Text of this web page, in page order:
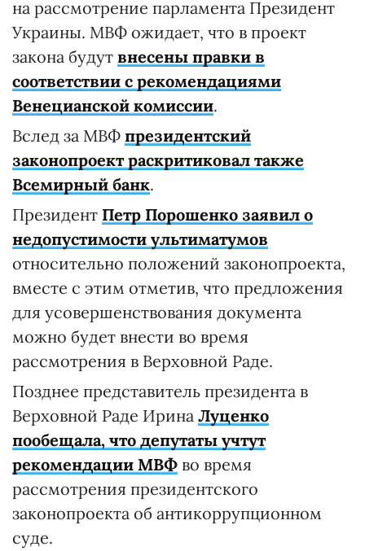
на рассмотрение парламента Президент
Украины. МВФ ожидает, что в проект
закона будут внесены правки в
соответствии с рекомендациями
Венецианской комиссии.
Вслед за МВФ президентский
законопроект раскритиковал также
Всемирный банк.
Президент Петр Порошенко заявил о
недопустимости ультиматумов
относительно положений законопроекта,
вместе с этим отметив, что предложения
для усовершенствования документа
можно будет внести во время
рассмотрения в Верховной Раде.
Позднее представитель президента в
Верховной Раде Ирина Луценко
пообещала, что депутаты учтут
рекомендации МВФ во время
рассмотрения президентского
законопроекта об антикоррупционном
суде.